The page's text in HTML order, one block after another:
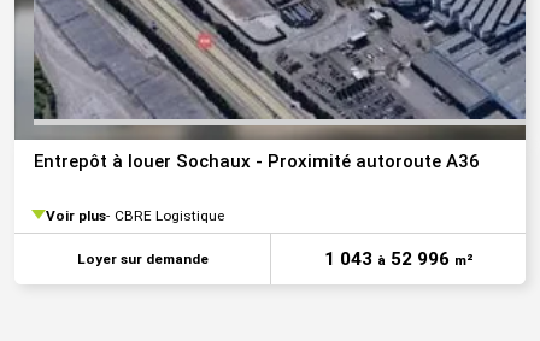
Entrepôt à louer Sochaux - Proximité autoroute A36
Voir plus CBRE Logistique
Loyer sur demande 1 043 à52 996 m²